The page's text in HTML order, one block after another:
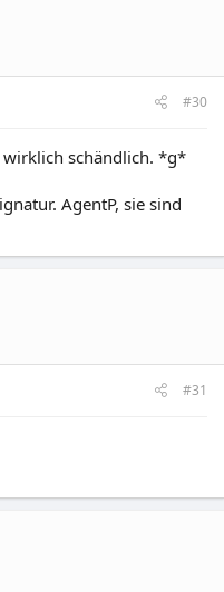
#30
schändlich. *g*
AgentP, sie sind
#31